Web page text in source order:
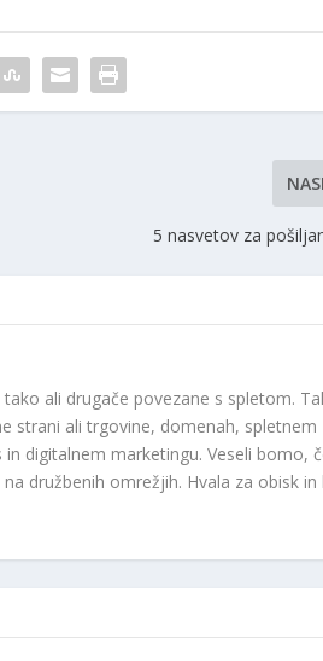
5 nasvetov za
ali drugače povezane s spletom.
strani ali trgovine, domenah, spletnem
digitalnem marketingu. Veseli bomo,
družbenih omrežjih. Hvala za obisk in